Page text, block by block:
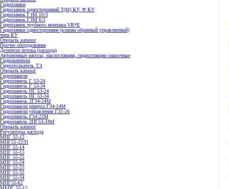
Гидрозамки
Гидрозамок односторонний Т(М) КУ, Ф КУ
Гидрозамок ГЗМ 10/3
Гидрозамок ГЗМ 6/3
Гидрозамок трубного монтажа VR*E
Гидрозамки односторонние (клапан обратный управляемый)
типа КУ
Открыть каталог
Прочее оборудование
Делители потока (расхода)
Автономные насосы, маслостанции, гидростанции смазочные
Гидровентили
Гидротолкатель ТЭ
Открыть каталог
Гидропанели
Гидропанель Г 53-24
Гидропанель Г 53-34
Гидропанель ПГ 53-24
Гидропанель ПГ 53-34
Гидропанель 2Г34-24М
Гидропанели реверса Г34-24М
Гидропанели управления Г31-26
Гидропанель Г34-22М
Гидропанель 2ПГ53-34М
Открыть каталог
Регуляторы расхода
МПГ 55-12
МПГ55-22/П
МПГ 55-14
МПГ 55-15
МПГ 55-22
МПГ 55-24
МПГ 55-25
МПГ 55-32
МПГ 55-34
МПГ55-62
МБПГ 55-12